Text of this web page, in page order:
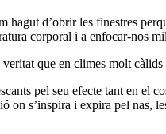
hagut d’obrir les finestres
corporal i a enfocar-nos
que en climes molt
pel seu efecte tant en el
on s’inspira i expira pel nas,